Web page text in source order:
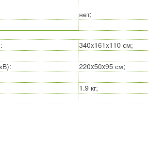
нет;
: 340x161x110 см;
: 220x50x95 см;
1.9 кг;